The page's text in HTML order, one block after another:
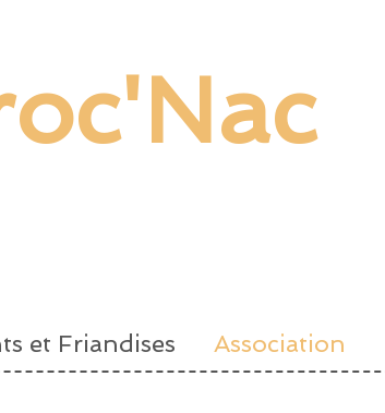
et Friandises Association